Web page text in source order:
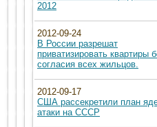
2012
2012-09-24
В России разрешат
приватизировать квартиры
согласия всех жильцов.
2012-09-17
США рассекретили план
атаки на СССР